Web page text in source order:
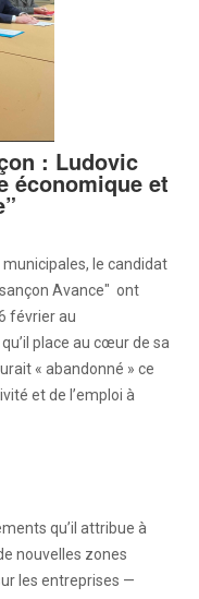
: Ludovic
économique et
le candidat
Avance" ont
février au
place au cœur de sa
« abandonné » ce
et de l’emploi à
qu’il attribue à
nouvelles zones
les entreprises —